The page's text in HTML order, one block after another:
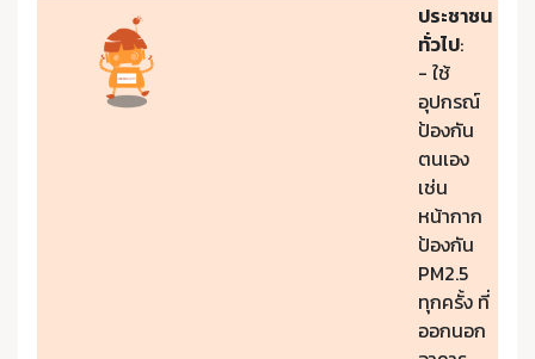
ประชาชน
ทั่วไป:
- ใช้
อุปกรณ์
ป้องกัน
ตนเอง
เช่น
หน้ากาก
ป้องกัน
PM2.5
ทุกครั้ง ที่
ออกนอก